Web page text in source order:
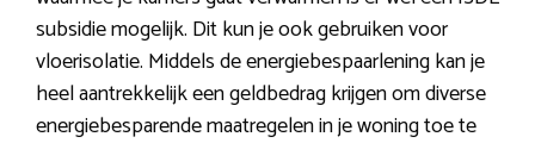
subsidie mogelijk. Dit kun je ook gebruiken voor
vloerisolatie. Middels de energiebespaarlening kan je
heel aantrekkelijk een geldbedrag krijgen om diverse
energiebesparende maatregelen in je woning toe te